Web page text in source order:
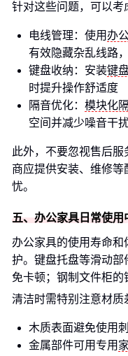
针对这些问题，可以考
电线管理：使用 办
有效隐藏杂乱线路
键盘收纳：安装键
时提升操作舒适度
隔音优化： 模块化
空间并减少噪音干
此外，不要忽视售后
商应提供安装、维修
忧。
五、办公家具日常使用
办公家具的使用寿命
护。键盘托盘等滑动
免卡顿；钢制文件柜的
清洁时需特别注意材质
木质表面避免使用
金属部件可用专用